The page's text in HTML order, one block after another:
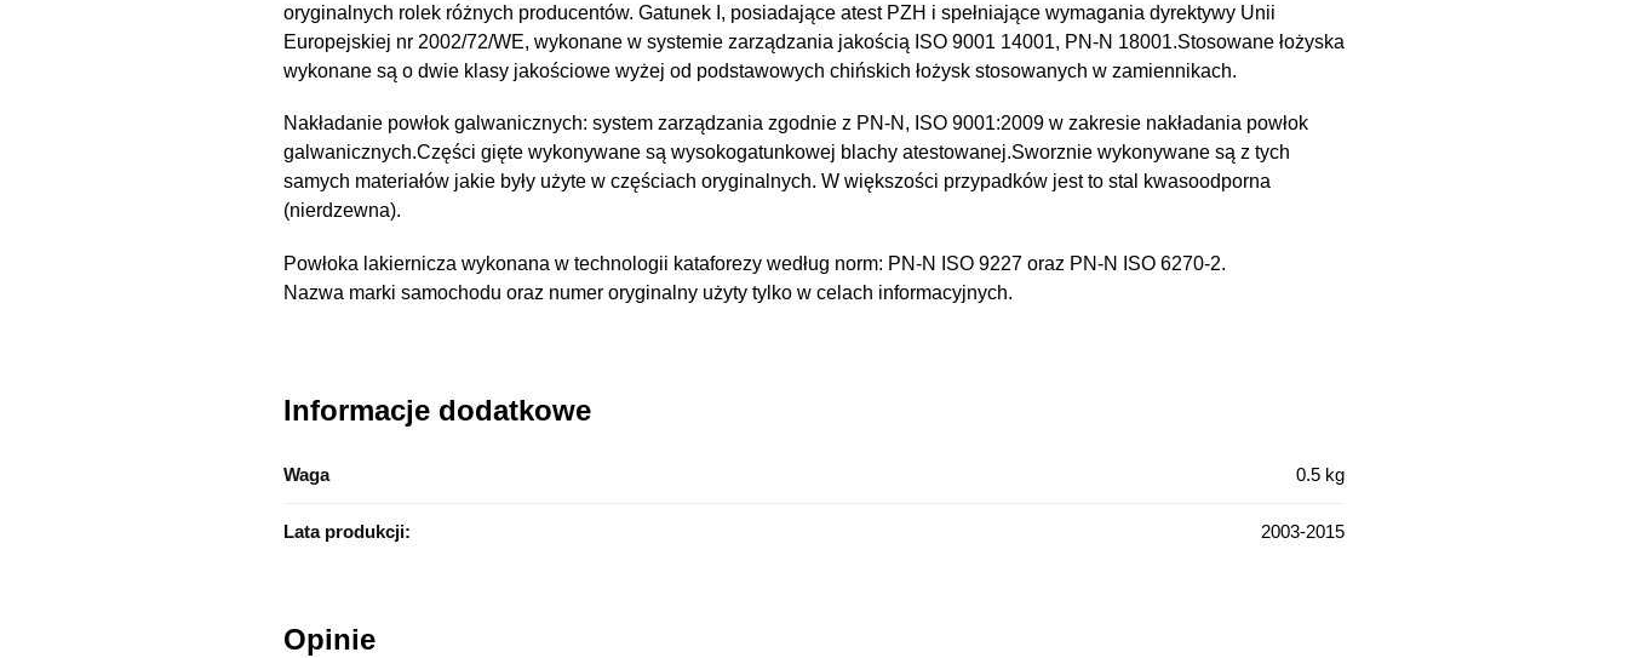
oryginalnych rolek różnych producentów. Gatunek I, posiadające atest PZH i spełniające wymagania dyrektywy Unii
Europejskiej nr 2002/72/WE, wykonane w systemie zarządzania jakością ISO 9001 14001, PN-N 18001.Stosowane łożyska
wykonane są o dwie klasy jakościowe wyżej od podstawowych chińskich łożysk stosowanych w zamiennikach.
Nakładanie powłok galwanicznych: system zarządzania zgodnie z PN-N, ISO 9001:2009 w zakresie nakładania powłok
galwanicznych.Części gięte wykonywane są wysokogatunkowej blachy atestowanej.Sworznie wykonywane są z tych
samych materiałów jakie były użyte w częściach oryginalnych. W większości przypadków jest to stal kwasoodporna
(nierdzewna).
Powłoka lakiernicza wykonana w technologii kataforezy według norm: PN-N ISO 9227 oraz PN-N ISO 6270-2.
Nazwa marki samochodu oraz numer oryginalny użyty tylko w celach informacyjnych.
Informacje dodatkowe
Waga 0.5 kg
Lata produkcji: 2003-2015
Opinie